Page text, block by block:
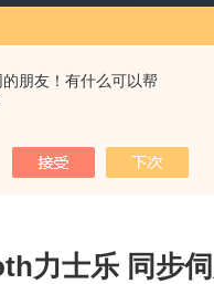
朋友！有什么可以帮
力士乐 电机和齿轮箱